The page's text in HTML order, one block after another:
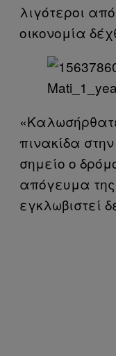
λιγότεροι
οικονομία
πινακίδα
σημείο ο
απόγευμα
εγκλωβιστεί